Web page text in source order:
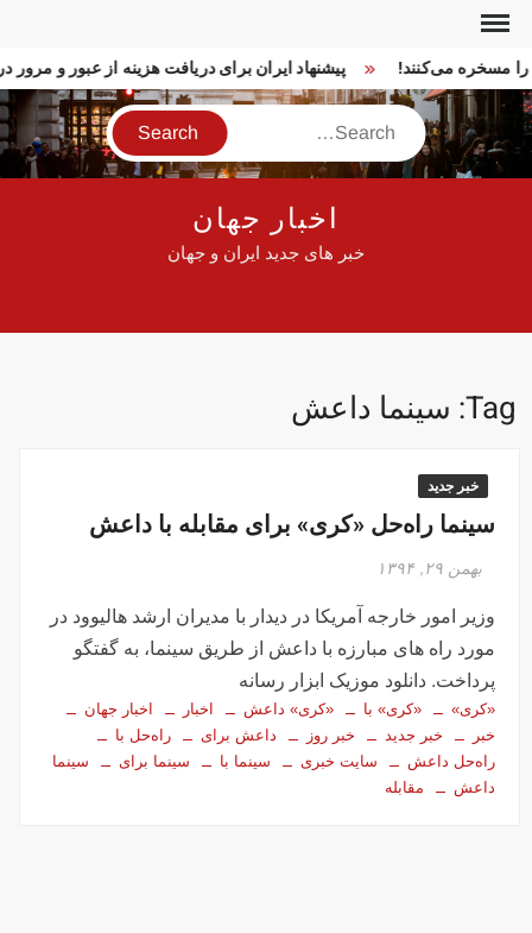
Skip
content
پیشنهاد ایران برای دریافت هزینه از عبور و را مسخره می‌کنند!
Search
اخبار جهان
خبر های جدید ایران و جهان
Tag: سینما داعش
خبر جدید
سینما راه‌حل «کری» برای مقابله با داعش
بهمن ۲۹, ۱۳۹۴
وزیر امور خارجه آمریکا در دیدار با مدیران ارشد هالیوود در
مورد راه های مبارزه با داعش از طریق سینما، به گفتگو
پرداخت. دانلود موزیک ابزار رسانه
«کری» «کری» با «کری» داعش اخبار
اخبار جهان
خبر
خبر جدید خبر روز داعش برای
راه‌حل با
راه‌حل داعش
سایت خبری سینما با سینما برای
سینما
داعش
مقابله